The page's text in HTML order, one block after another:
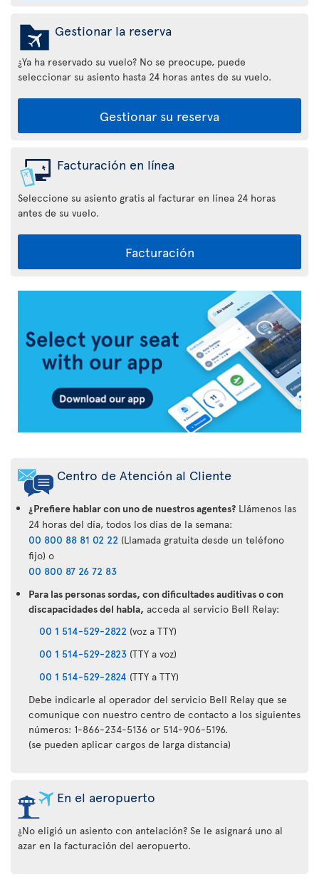
Gestionar la reserva
¿Ya ha reservado su vuelo? No se preocupe, puede
seleccionar su asiento hasta 24 horas antes de su vuelo.
Gestionar su reserva
Facturación en línea
Seleccione su asiento gratis al facturar en línea 24 horas
antes de su vuelo.
Facturación
Transat
Centro de Atención al Cliente
¿Prefiere hablar con uno de nuestros agentes? Llámenos las
24 horas del día, todos los días de la semana:
00 800 88 81 02 22 (Llamada gratuita desde un teléfono
fijo) o
00 800 87 26 72 83
Para las personas sordas, con dificultades auditivas o con
discapacidades del habla, acceda al servicio Bell Relay:
00 1 514-529-2822 (voz a TTY)
00 1 514-529-2823 (TTY a voz)
00 1 514-529-2824 (TTY a TTY)
Debe indicarle al operador del servicio Bell Relay que se
comunique con nuestro centro de contacto a los siguientes
números: 1-866-234-5136 or 514-906-5196.
(se pueden aplicar cargos de larga distancia)
En el aeropuerto
¿No eligió un asiento con antelación? Se le asignará uno al
azar en la facturación del aeropuerto.